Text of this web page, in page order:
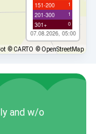
151-200 1
201-300 1
301+ 0
07.08.2026, 05:00
© CARTO © OpenStreetMap
and w/o